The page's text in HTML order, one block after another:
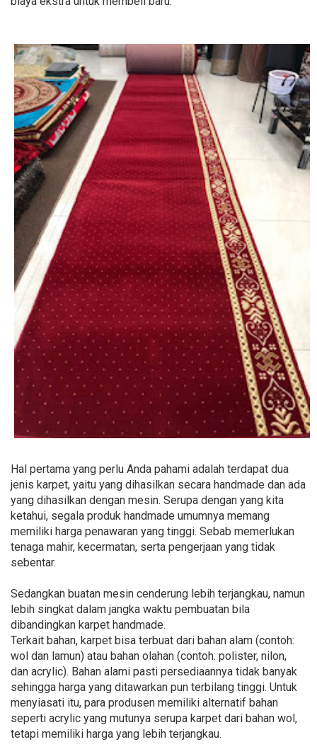
Hal pertama yang perlu Anda pahami adalah terdapat dua
jenis karpet, yaitu yang dihasilkan secara handmade dan ada
yang dihasilkan dengan mesin. Serupa dengan yang kita
ketahui, segala produk handmade umumnya memang
memiliki harga penawaran yang tinggi. Sebab memerlukan
tenaga mahir, kecermatan, serta pengerjaan yang tidak
sebentar.
Sedangkan buatan mesin cenderung lebih terjangkau, namun
lebih singkat dalam jangka waktu pembuatan bila
dibandingkan karpet handmade.
Terkait bahan, karpet bisa terbuat dari bahan alam (contoh:
wol dan lamun) atau bahan olahan (contoh: polister, nilon,
dan acrylic). Bahan alami pasti persediaannya tidak banyak
sehingga harga yang ditawarkan pun terbilang tinggi. Untuk
menyiasati itu, para produsen memiliki alternatif bahan
seperti acrylic yang mutunya serupa karpet dari bahan wol,
tetapi memiliki harga yang lebih terjangkau.